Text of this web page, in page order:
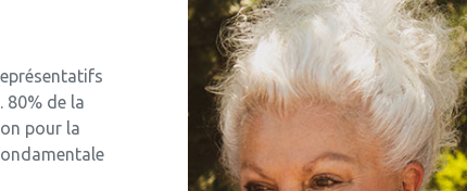
80% de la
pour la